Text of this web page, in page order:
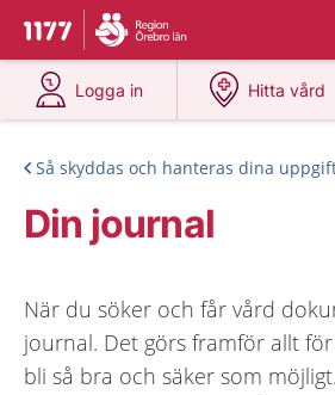
Till startsidan för 1177
Du har valt region
Logga in
på 1177.se
Hitta vård
på
Så skyddas och hanteras dina
Din journal
När du söker och får vård
journal. Det görs framför allt
bli så bra och säker som